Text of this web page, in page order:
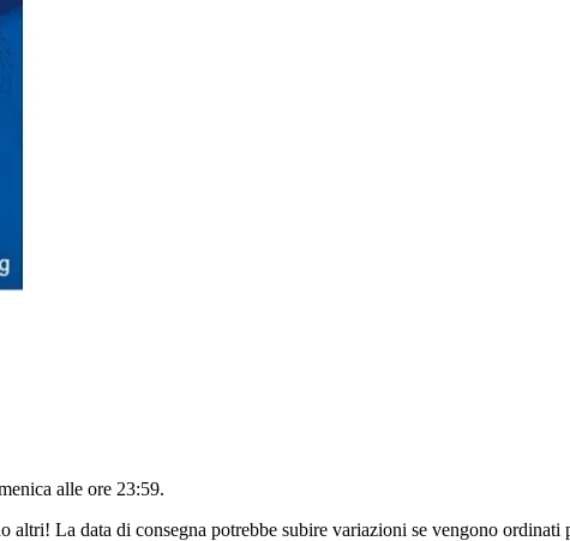
alle ore 23:59.
altri! La data di consegna potrebbe subire variazioni se vengono ordinati